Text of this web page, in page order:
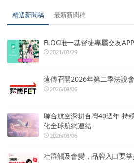
精選新聞稿 最新新聞稿
FLOC唯一基督徒專屬交友
2021/03/29
遠傳召開2026年第二季法說會
2026/08/06
聯合航空深耕台灣40週年 持
化全球航網連結
2026/08/06
社群觸及會變，品牌入口要掌